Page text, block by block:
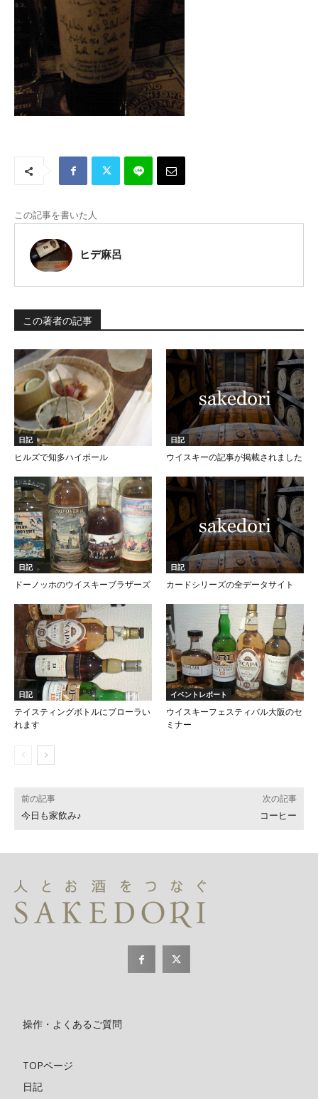
この記事を書いた人
ヒデ麻呂
この著者の記事
日記
ヒルズで知多ハイボール
日記
ウイスキーの記事が掲載されました
日記
ドーノッホのウイスキーブラザーズ
日記
カードシリーズの全データサイト
日記
テイスティングボトルにブローラい
れます
イベントレポート
ウイスキーフェスティバル大阪のセ
ミナー
前の記事
今日も家飲み♪
次の記事
コーヒー
操作・よくあるご質問
TOPページ
日記